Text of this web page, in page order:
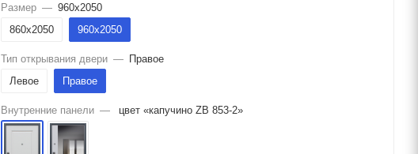
Размер — 960х2050
860х2050
960х2050
Тип открывания двери — Правое
Левое
Правое
Внутренние панели — цвет «капучино ZB 853-2»